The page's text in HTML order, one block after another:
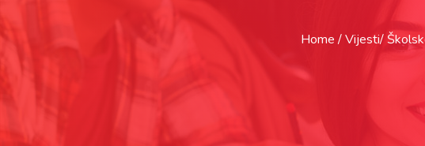
Home Vijesti